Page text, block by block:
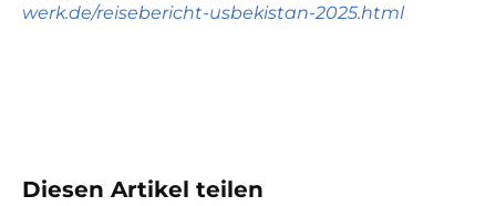
werk.de/reisebericht-usbekistan-2025.html
Diesen Artikel teilen